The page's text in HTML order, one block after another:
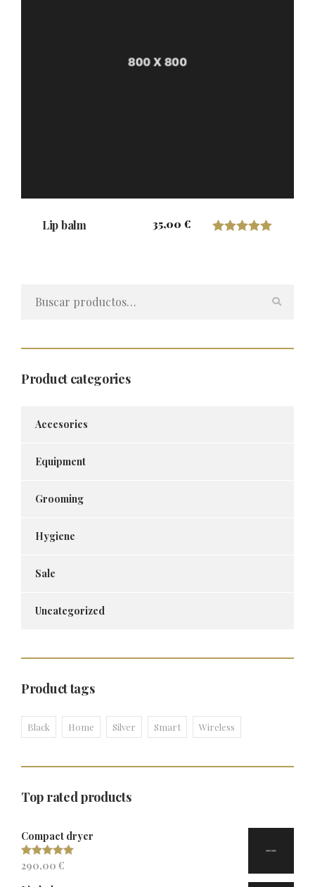
Lip balm 35,00 €
por:
Product categories
Accesories
Equipment
Grooming
Hygiene
Sale
Uncategorized
Product tags
Black Home Silver Smart Wireless
Top rated products
Compact dryer
Valorado con
290,00 €